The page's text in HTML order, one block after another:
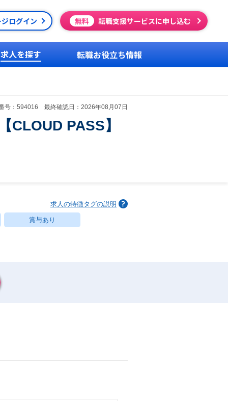
ログイン 無料 転職支援サービスに申し込む
求人を探す 転職お役立ち情報
号：594016 最終確認日：2026年08月07日
PASS】
求人の特徴タグの説明
賞与あり